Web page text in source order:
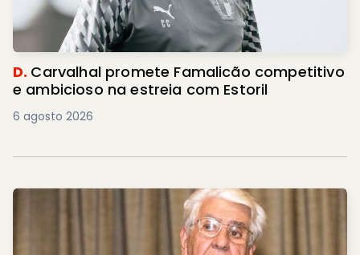
D. Carvalhal promete Famalicão competitivo
e ambicioso na estreia com Estoril
6 agosto 2026